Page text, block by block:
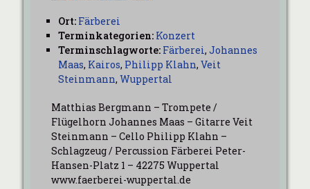
Ort: Färberei
Terminkategorien: Konzert
Terminschlagworte: Färberei, Johannes
Maas, Kairos, Philipp Klahn, Veit
Steinmann, Wuppertal
Matthias Bergmann – Trompete /
Flügelhorn Johannes Maas – Gitarre Veit
Steinmann – Cello Philipp Klahn –
Schlagzeug / Percussion Färberei Peter-
Hansen-Platz 1 – 42275 Wuppertal
www.faerberei-wuppertal.de